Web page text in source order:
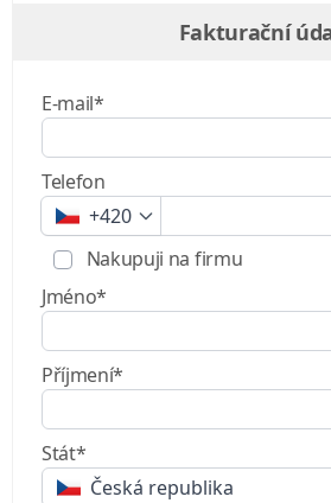
Fakturační
E-mail*
Telefon
+420
Nakupuji na firmu
Jméno*
Příjmení*
Stát*
Česká republika